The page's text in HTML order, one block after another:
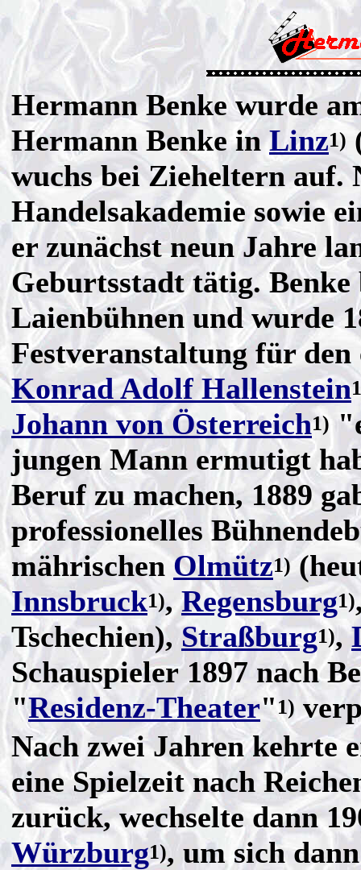
Hermann Benke wurde
Hermann Benke inLinz1)
wuchs bei Zieheltern auf.
Handelsakademie sowie
er zunächst neun Jahre
Geburtsstadt tätig.
Laienbühnen und wurde
Festveranstaltung für
Konrad Adolf Hallenstein
Johann von Österreich1)
jungen Mann ermutigt
Beruf zu machen, 1889
professionelles
mährischenOlmütz1)
Innsbruck1),Regensburg1)
Tschechien),Straßburg1),
Schauspieler 1897 nach
"Residenz-Theater"1)
Nach zwei Jahren kehrte
eine Spielzeit nach
zurück, wechselte dann
Würzburg1), um sich